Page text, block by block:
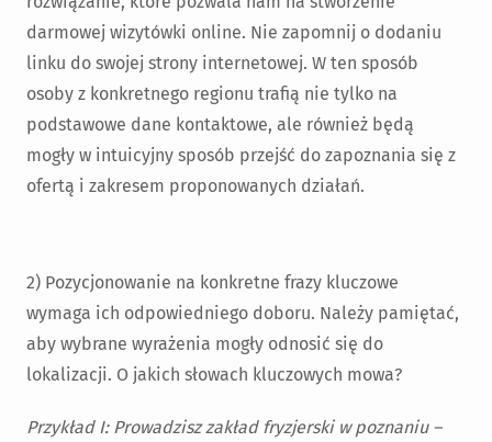
darmowej wizytówki online. Nie zapomnij o dodaniu
linku do swojej strony internetowej. W ten sposób
osoby z konkretnego regionu trafią nie tylko na
podstawowe dane kontaktowe, ale również będą
mogły w intuicyjny sposób przejść do zapoznania się z
ofertą i zakresem proponowanych działań.
2) Pozycjonowanie na konkretne frazy kluczowe
wymaga ich odpowiedniego doboru. Należy pamiętać,
aby wybrane wyrażenia mogły odnosić się do
lokalizacji. O jakich słowach kluczowych mowa?
Przykład I: Prowadzisz zakład fryzjerski w poznaniu –